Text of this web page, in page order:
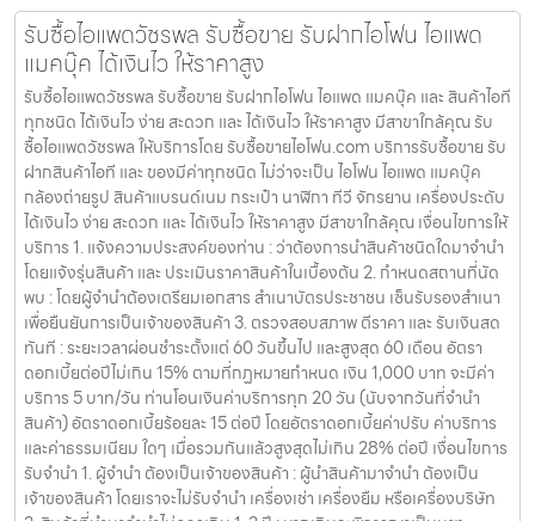
รับซื้อไอแพดวัชรพล รับซื้อขาย รับฝากไอโฟน ไอแพด
แมคบุ๊ค ได้เงินไว ให้ราคาสูง
รับซื้อไอแพดวัชรพล รับซื้อขาย รับฝากไอโฟน ไอแพด แมคบุ๊ค และ สินค้าไอที
ทุกชนิด ได้เงินไว ง่าย สะดวก และ ได้เงินไว ให้ราคาสูง มีสาขาใกล้คุณ รับ
ซื้อไอแพดวัชรพล ให้บริการโดย รับซื้อขายไอโฟน.com บริการรับซื้อขาย รับ
ฝากสินค้าไอที และ ของมีค่าทุกชนิด ไม่ว่าจะเป็น ไอโฟน ไอแพด แมคบุ๊ค
กล้องถ่ายรูป สินค้าแบรนด์เนม กระเป๋า นาฬิกา ทีวี จักรยาน เครื่องประดับ
ได้เงินไว ง่าย สะดวก และ ได้เงินไว ให้ราคาสูง มีสาขาใกล้คุณ เงื่อนไขการให้
บริการ 1. แจ้งความประสงค์ของท่าน : ว่าต้องการนำสินค้าชนิดใดมาจำนำ
โดยแจ้งรุ่นสินค้า และ ประเมินราคาสินค้าในเบื้องต้น 2. กำหนดสถานที่นัด
พบ : โดยผู้จำนำต้องเตรียมเอกสาร สำเนาบัตรประชาชน เซ็นรับรองสำเนา
เพื่อยืนยันการเป็นเจ้าของสินค้า 3. ตรวจสอบสภาพ ตีราคา และ รับเงินสด
ทันที : ระยะเวลาผ่อนชำระตั้งแต่ 60 วันขึ้นไป และสูงสุด 60 เดือน อัตรา
ดอกเบี้ยต่อปีไม่เกิน 15% ตามที่กฏหมายกำหนด เงิน 1,000 บาท จะมีค่า
บริการ 5 บาท/วัน ท่านโอนเงินค่าบริการทุก 20 วัน (นับจากวันที่จำนำ
สินค้า) อัตราดอกเบี้ยร้อยละ 15 ต่อปี โดยอัตราดอกเบี้ยค่าปรับ ค่าบริการ
และค่าธรรมเนียม ใดๆ เมื่อรวมกันแล้วสูงสุดไม่เกิน 28% ต่อปี เงื่อนไขการ
รับจำนำ 1. ผู้จำนำ ต้องเป็นเจ้าของสินค้า : ผู้นำสินค้ามาจำนำ ต้องเป็น
เจ้าของสินค้า โดยเราจะไม่รับจำนำ เครื่องเช่า เครื่องยืม หรือเครื่องบริษัท